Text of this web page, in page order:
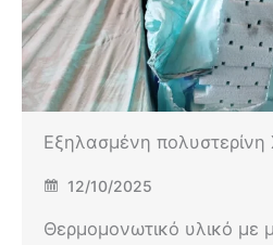
Εξηλασμένη πολυστερίνη
12/10/2025
Θερμομονωτικό υλικό με